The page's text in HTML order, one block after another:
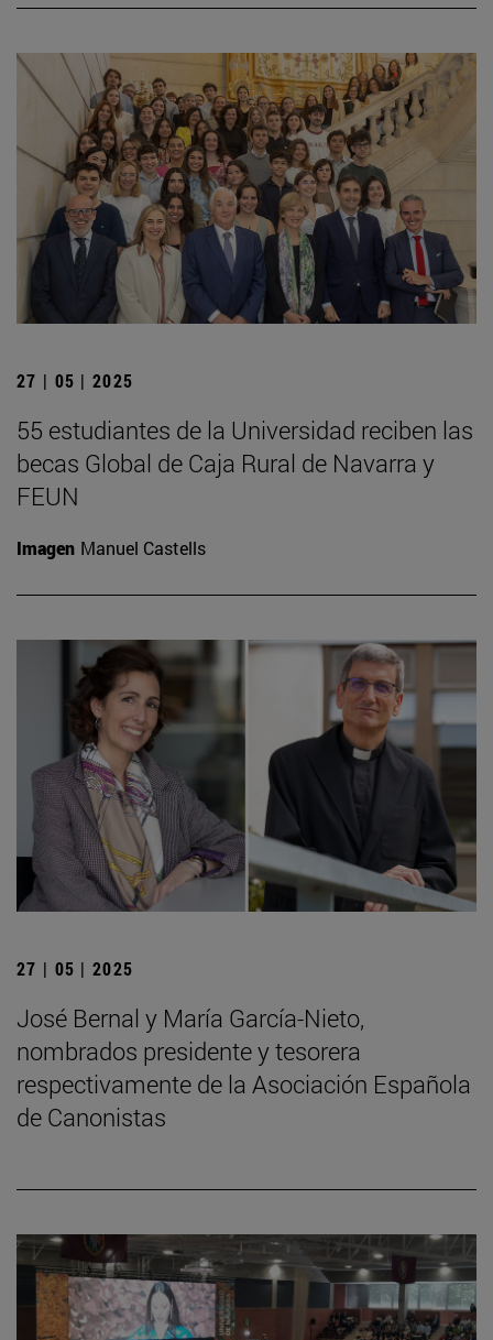
27 | 05 | 2025
55 estudiantes de la Universidad reciben las
becas Global de Caja Rural de Navarra y
FEUN
Imagen Manuel Castells
27 | 05 | 2025
José Bernal y María García-Nieto,
nombrados presidente y tesorera
respectivamente de la Asociación Española
de Canonistas